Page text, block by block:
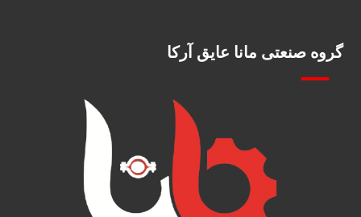
گروه صنعتی مانا عایق آرکا